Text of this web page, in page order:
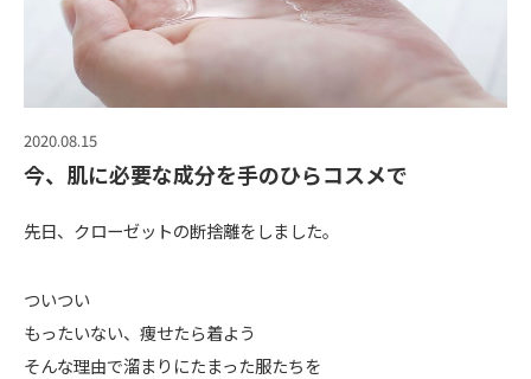
2020.08.15
今、肌に必要な成分を手のひらコスメで
先日、クローゼットの断捨離をしました。
ついつい
もったいない、痩せたら着よう
そんな理由で溜まりにたまった服たちを